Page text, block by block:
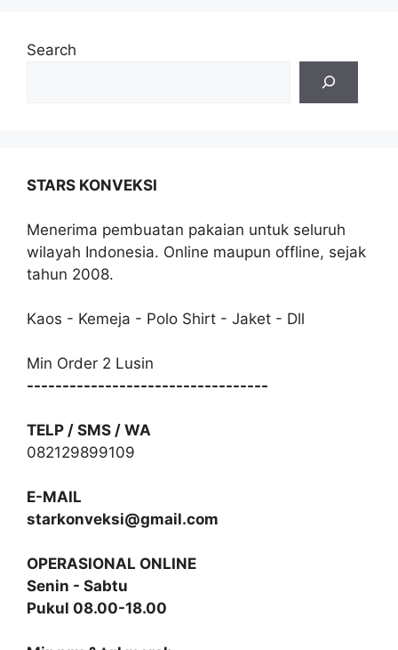
Search
STARS KONVEKSI
Menerima pembuatan pakaian untuk seluruh
wilayah Indonesia. Online maupun offline, sejak
tahun 2008.
Kaos - Kemeja - Polo Shirt - Jaket - Dll
Min Order 2 Lusin
----------------------------------
TELP / SMS / WA
082129899109
E-MAIL
starkonveksi@gmail.com
OPERASIONAL ONLINE
Senin - Sabtu
Pukul 08.00-18.00